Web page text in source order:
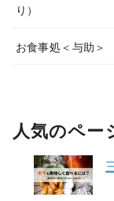
り）
お食事処＜与助
人気のペー